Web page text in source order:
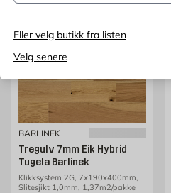
Eller velg butikk fra listen
Velg senere
BARLINEK
Tregulv 7mm Eik Hybrid
Tugela Barlinek
Klikksystem 2G, 7x190x400mm,
Slitesjikt 1,0mm, 1,37m2/pakke